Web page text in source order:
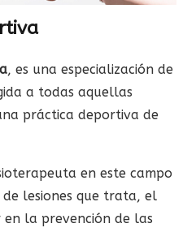
, es una especialización de
a todas aquellas
práctica deportiva de
en este campo
lesiones que trata, el
la prevención de las